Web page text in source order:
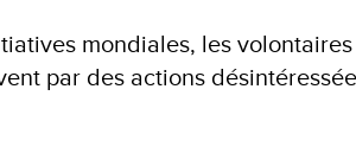
mondiales, les volontaires
par des actions